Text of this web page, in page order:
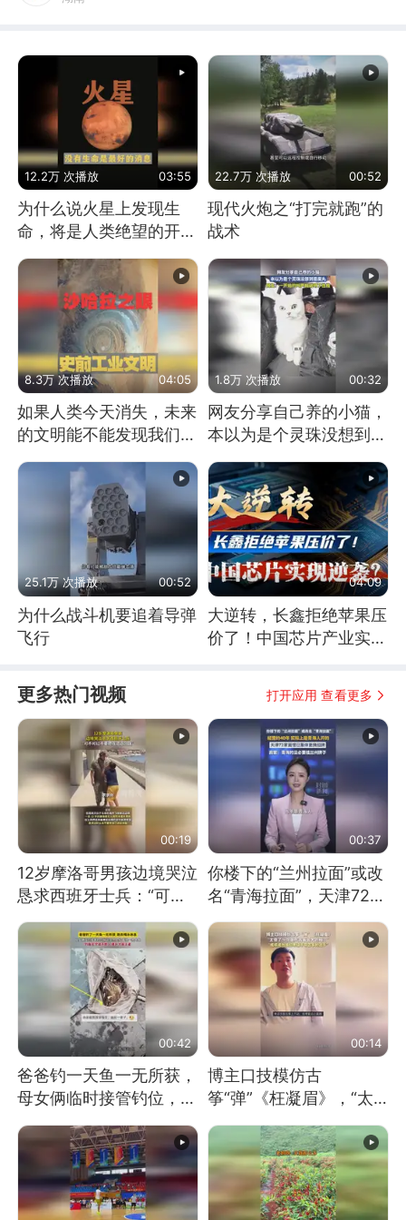
12.2万 次播放 03:55
为什么说火星上发现生
命，将是人类绝望的开
始？
22.7万 次播放 00:52
现代火炮之“打完就跑”的
战术
8.3万 次播放 04:05
如果人类今天消失，未来
的文明能不能发现我们存
1.8万 次播放 00:32
网友分享自己养的小猫，
本以为是个灵珠没想到是
25.1万 次播放 00:52
为什么战斗机要追着导弹
飞行
04:09
大逆转，长鑫拒绝苹果压
价了！中国芯片产业实现
更多热门视频 打开应用 查看更多
00:19
12岁摩洛哥男孩边境哭泣
恳求西班牙士兵：“可不
可以不要把我遣返回国”
00:37
你楼下的“兰州拉面”或改
名“青海拉面”，天津72家
面馆已集体更换招牌
00:42
爸爸钓一天鱼一无所获，
母女俩临时接管钓位，用
玩具鱼竿钓上大鱼
00:14
博主口技模仿古
筝“弹”《枉凝眉》，“太
像了～你是吃古筝长大的
吗？”“或将成为首位考级
不带古筝的选手。”（来
源：新华每日电讯）